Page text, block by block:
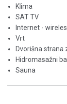
Klima
SAT TV
Internet -
Vrt
Dvorišna strana
Hidromasažni
Sauna